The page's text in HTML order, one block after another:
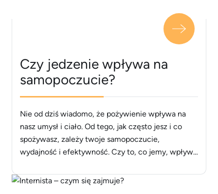
Czy jedzenie wpływa na
samopoczucie?
Nie od dziś wiadomo, że pożywienie wpływa na
nasz umysł i ciało. Od tego, jak często jesz i co
spożywasz, zależy twoje samopoczucie,
wydajność i efektywność. Czy to, co jemy, wpływa
więc dokładnie oddziałuje na nas? I w końcu jak